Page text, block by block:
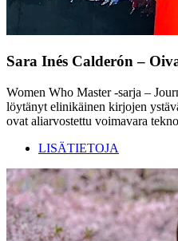
Sara Inés Calderón –
Women Who Master -sarja –
löytänyt elinikäinen kirjojen
ovat aliarvostettu voimavara
LISÄTIETOJA